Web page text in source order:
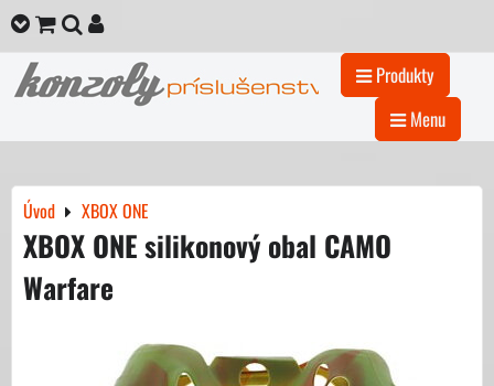
Produkty
Menu
Úvod XBOX ONE
XBOX ONE silikonový obal CAMO
Warfare